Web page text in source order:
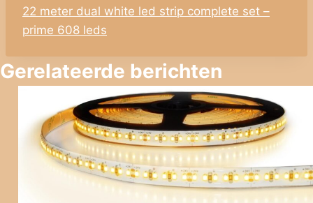
22 meter dual white led strip complete set –
prime 608 leds
Gerelateerde berichten